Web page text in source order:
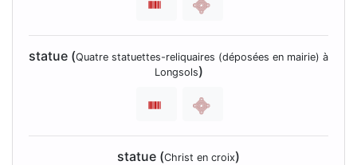
statue (Quatre statuettes-reliquaires (déposées en mairie) à
Longsols)
statue (Christ en croix)